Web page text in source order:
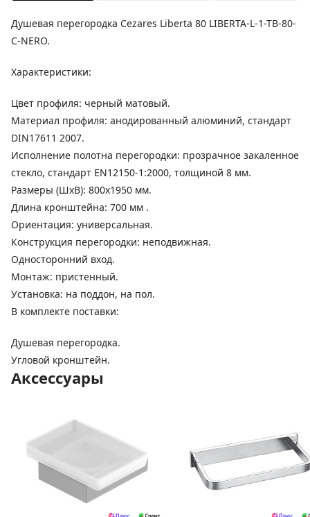
Душевая перегородка Cezares Liberta 80 LIBERTA-L-1-TB-80-
C-NERO.
Характеристики:
Цвет профиля: черный матовый.
Материал профиля: анодированный алюминий, стандарт
DIN17611 2007.
Исполнение полотна перегородки: прозрачное закаленное
стекло, стандарт EN12150-1:2000, толщиной 8 мм.
Размеры (ШхВ): 800х1950 мм.
Длина кронштейна: 700 мм .
Ориентация: универсальная.
Конструкция перегородки: неподвижная.
Односторонний вход.
Монтаж: пристенный.
Установка: на поддон, на пол.
В комплекте поставки:
Душевая перегородка.
Угловой кронштейн.
Аксессуары